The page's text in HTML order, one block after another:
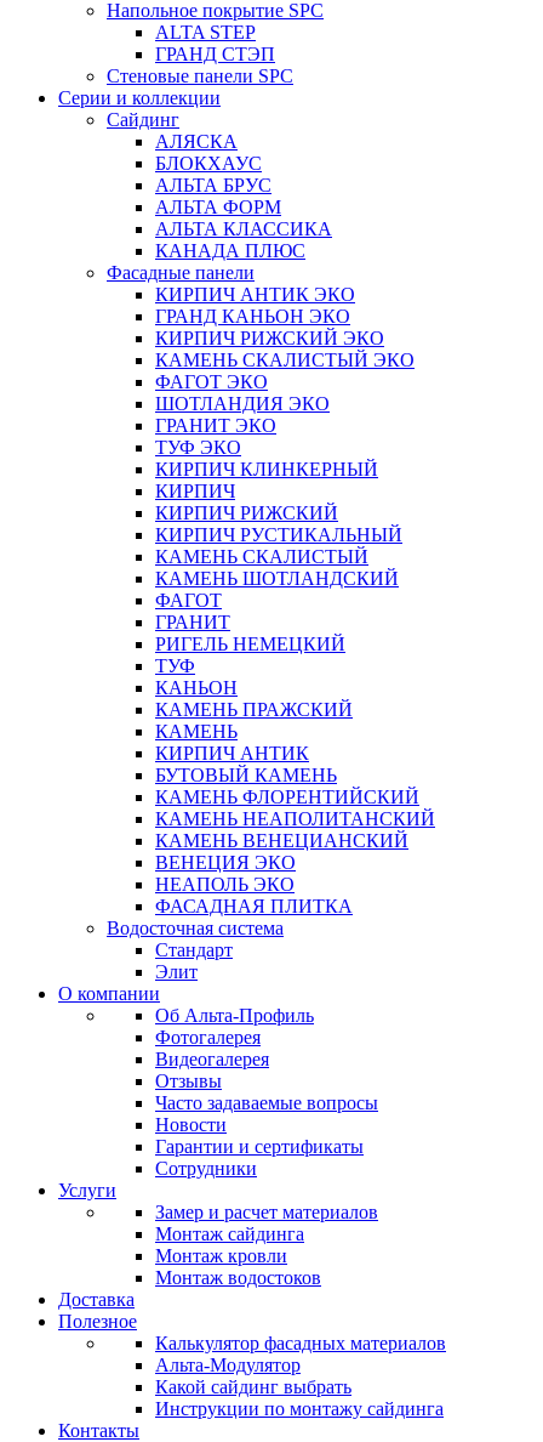
Напольное покрытие SPC
ALTA STEP
ГРАНД СТЭП
Стеновые панели SPC
Серии и коллекции
Сайдинг
АЛЯСКА
БЛОКХАУС
АЛЬТА БРУС
АЛЬТА ФОРМ
АЛЬТА КЛАССИКА
КАНАДА ПЛЮС
Фасадные панели
КИРПИЧ АНТИК ЭКО
ГРАНД КАНЬОН ЭКО
КИРПИЧ РИЖСКИЙ ЭКО
КАМЕНЬ СКАЛИСТЫЙ ЭКО
ФАГОТ ЭКО
ШОТЛАНДИЯ ЭКО
ГРАНИТ ЭКО
ТУФ ЭКО
КИРПИЧ КЛИНКЕРНЫЙ
КИРПИЧ
КИРПИЧ РИЖСКИЙ
КИРПИЧ РУСТИКАЛЬНЫЙ
КАМЕНЬ СКАЛИСТЫЙ
КАМЕНЬ ШОТЛАНДСКИЙ
ФАГОТ
ГРАНИТ
РИГЕЛЬ НЕМЕЦКИЙ
ТУФ
КАНЬОН
КАМЕНЬ ПРАЖСКИЙ
КАМЕНЬ
КИРПИЧ АНТИК
БУТОВЫЙ КАМЕНЬ
КАМЕНЬ ФЛОРЕНТИЙСКИЙ
КАМЕНЬ НЕАПОЛИТАНСКИЙ
КАМЕНЬ ВЕНЕЦИАНСКИЙ
ВЕНЕЦИЯ ЭКО
НЕАПОЛЬ ЭКО
ФАСАДНАЯ ПЛИТКА
Водосточная система
Стандарт
Элит
О компании
Об Альта-Профиль
Фотогалерея
Видеогалерея
Отзывы
Часто задаваемые вопросы
Новости
Гарантии и сертификаты
Сотрудники
Услуги
Замер и расчет материалов
Монтаж сайдинга
Монтаж кровли
Монтаж водостоков
Доставка
Полезное
Калькулятор фасадных материалов
Альта-Модулятор
Какой сайдинг выбрать
Инструкции по монтажу сайдинга
Контакты